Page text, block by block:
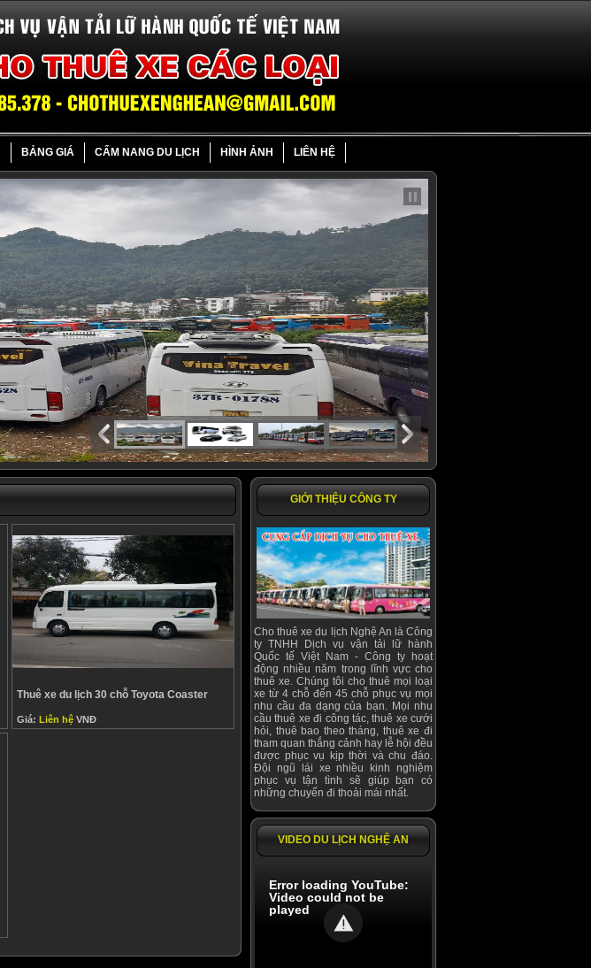
BẢNG GIÁ CẨM NANG DU LỊCH HÌNH ẢNH LIÊN HỆ
Thuê xe du lịch 30 chỗ Toyota Coaster
Giá: Liên hệ VNĐ
GIỚI THIỆU CÔNG TY
Cho thuê xe du lịch Nghệ An là Công
ty TNHH Dịch vụ vận tải lữ hành
Quốc tế Việt Nam - Công ty hoạt
động nhiều năm trong lĩnh vực cho
thuê xe. Chúng tôi cho thuê mọi loại
xe từ 4 chỗ đến 45 chỗ phục vụ mọi
nhu cầu đa dạng của bạn. Mọi nhu
cầu thuê xe đi công tác, thuê xe cưới
hỏi, thuê bao theo tháng, thuê xe đi
tham quan thắng cảnh hay lễ hội đều
được phục vụ kịp thời và chu đáo.
Đội ngũ lái xe nhiều kinh nghiệm
phục vụ tận tình sẽ giúp bạn có
những chuyến đi thoải mái nhất.
VIDEO DU LỊCH NGHỆ AN
Error loading YouTube:
Video could not be
played